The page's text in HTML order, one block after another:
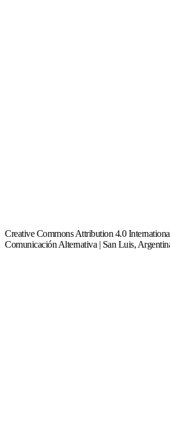
Creative Commons Attribution 4.0
Comunicación Alternativa | San Luis,